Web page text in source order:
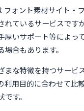
ォント素材サイト・
れているサービスです
厚いサポート等によっ
場合もあります。
まな特徴を持つサービ
利用目的に合わせて比
す。